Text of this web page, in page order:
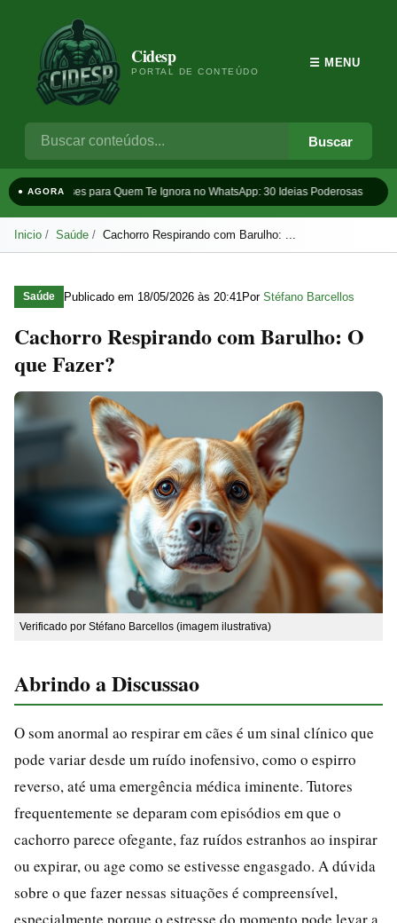
Cidesp
PORTAL DE CONTEÚDO
Buscar
☰ MENU
● AGORAFrases para Quem Te Ignora no WhatsApp: 30 Ideias Poderosas
Inicio Saúde Cachorro Respirando com Barulho: ...
Saúde Publicado em 18/05/2026 às 20:41 Por Stéfano Barcellos
Cachorro Respirando com Barulho: O
que Fazer?
Verificado por Stéfano Barcellos (imagem ilustrativa)
Abrindo a Discussao
O som anormal ao respirar em cães é um sinal clínico que
pode variar desde um ruído inofensivo, como o espirro
reverso, até uma emergência médica iminente. Tutores
frequentemente se deparam com episódios em que o
cachorro parece ofegante, faz ruídos estranhos ao inspirar
ou expirar, ou age como se estivesse engasgado. A dúvida
sobre o que fazer nessas situações é compreensível,
especialmente porque o estresse do momento pode levar a